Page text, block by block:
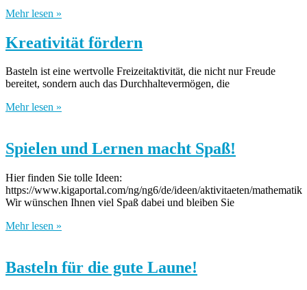
Mehr lesen »
Kreativität fördern
Basteln ist eine wertvolle Freizeitaktivität, die nicht nur Freude
bereitet, sondern auch das Durchhaltevermögen, die
Mehr lesen »
Spielen und Lernen macht Spaß!
Hier finden Sie tolle Ideen:
https://www.kigaportal.com/ng/ng6/de/ideen/aktivitaeten/mathematik
Wir wünschen Ihnen viel Spaß dabei und bleiben Sie
Mehr lesen »
Basteln für die gute Laune!